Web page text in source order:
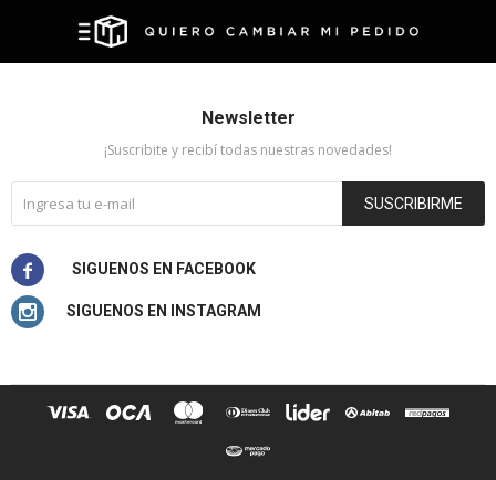
Newsletter
¡Suscribite y recibí todas nuestras novedades!
SUSCRIBIRME

